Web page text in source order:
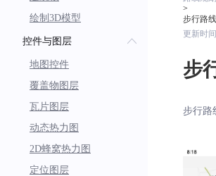
绘制3D模型
控件与图层
地图控件
覆盖物图层
瓦片图层
动态热力图
2D蜂窝热力图
定位图层
>
步行路
更新时
步
步行路